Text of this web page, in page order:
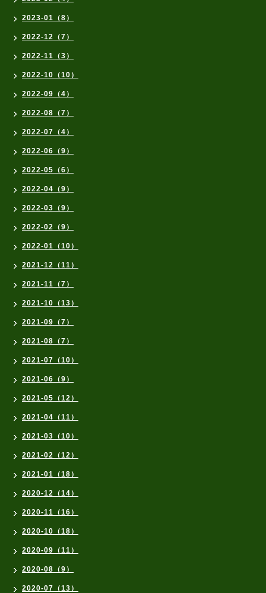
2023-01（8）
2022-12（7）
2022-11（3）
2022-10（10）
2022-09（4）
2022-08（7）
2022-07（4）
2022-06（9）
2022-05（6）
2022-04（9）
2022-03（9）
2022-02（9）
2022-01（10）
2021-12（11）
2021-11（7）
2021-10（13）
2021-09（7）
2021-08（7）
2021-07（10）
2021-06（9）
2021-05（12）
2021-04（11）
2021-03（10）
2021-02（12）
2021-01（18）
2020-12（14）
2020-11（16）
2020-10（18）
2020-09（11）
2020-08（9）
2020-07（13）